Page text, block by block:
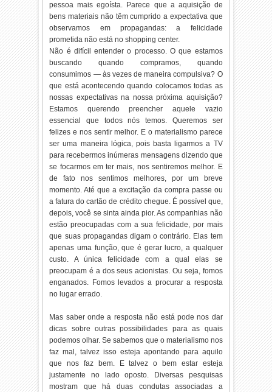
pessoa mais egoísta. Parece que a aquisição de
bens materiais não têm cumprido a expectativa que
observamos em propagandas: a felicidade
prometida não está no shopping center.
Não é difícil entender o processo. O que estamos
buscando quando compramos, quando
consumimos — às vezes de maneira compulsiva? O
que está acontecendo quando colocamos todas as
nossas expectativas na nossa próxima aquisição?
Estamos querendo preencher aquele vazio
essencial que todos nós temos. Queremos ser
felizes e nos sentir melhor. E o materialismo parece
ser uma maneira lógica, pois basta ligarmos a TV
para recebermos inúmeras mensagens dizendo que
se focarmos em ter mais, nos sentiremos melhor. E
de fato nos sentimos melhores, por um breve
momento. Até que a excitação da compra passe ou
a fatura do cartão de crédito chegue. É possível que,
depois, você se sinta ainda pior. As companhias não
estão preocupadas com a sua felicidade, por mais
que suas propagandas digam o contrário. Elas tem
apenas uma função, que é gerar lucro, a qualquer
custo. A única felicidade com a qual elas se
preocupam é a dos seus acionistas. Ou seja, fomos
enganados. Fomos levados a procurar a resposta
no lugar errado.
Mas saber onde a resposta não está pode nos dar
dicas sobre outras possibilidades para as quais
podemos olhar. Se sabemos que o materialismo nos
faz mal, talvez isso esteja apontando para aquilo
que nos faz bem. E talvez o bem estar esteja
justamente no lado oposto. Diversas pesquisas
mostram que há duas condutas associadas a